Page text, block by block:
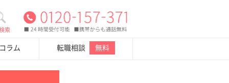
索
ラム 転職相談 無料